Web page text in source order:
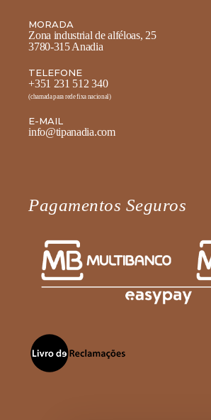
MORADA
Zona industrial de alféloas, 25
3780-315 Anadia
TELEFONE
+351 231 512 340
(chamada para rede fixa nacional)
E-MAIL
info@tipanadia.com
Pagamentos Seguros